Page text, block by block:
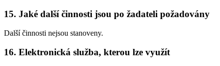
15. Jaké další činnosti jsou po žadateli požadovány
Další činnosti nejsou stanoveny.
16. Elektronická služba, kterou lze využít